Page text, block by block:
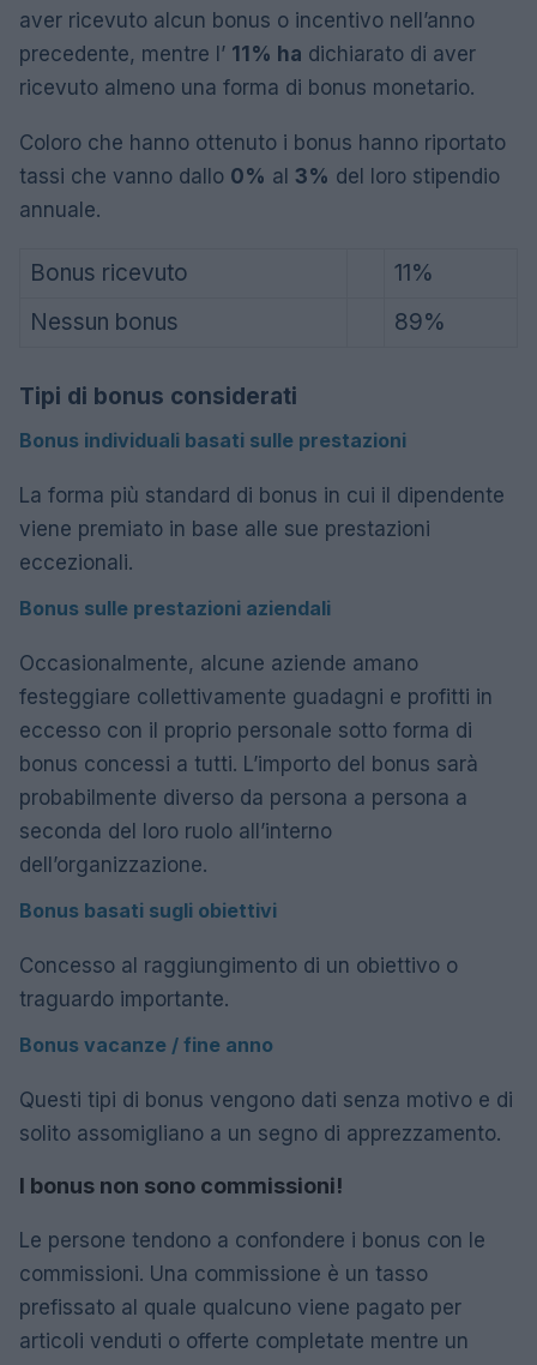
aver ricevuto alcun bonus o incentivo nell’anno
precedente, mentre l’ 11% ha dichiarato di aver
ricevuto almeno una forma di bonus monetario.
Coloro che hanno ottenuto i bonus hanno riportato
tassi che vanno dallo 0% al 3% del loro stipendio
annuale.
Bonus ricevuto
11%
Nessun bonus
89%
Tipi di bonus considerati
Bonus individuali basati sulle prestazioni
La forma più standard di bonus in cui il dipendente
viene premiato in base alle sue prestazioni
eccezionali.
Bonus sulle prestazioni aziendali
Occasionalmente, alcune aziende amano
festeggiare collettivamente guadagni e profitti in
eccesso con il proprio personale sotto forma di
bonus concessi a tutti. L’importo del bonus sarà
probabilmente diverso da persona a persona a
seconda del loro ruolo all’interno
dell’organizzazione.
Bonus basati sugli obiettivi
Concesso al raggiungimento di un obiettivo o
traguardo importante.
Bonus vacanze / fine anno
Questi tipi di bonus vengono dati senza motivo e di
solito assomigliano a un segno di apprezzamento.
I bonus non sono commissioni!
Le persone tendono a confondere i bonus con le
commissioni. Una commissione è un tasso
prefissato al quale qualcuno viene pagato per
articoli venduti o offerte completate mentre un